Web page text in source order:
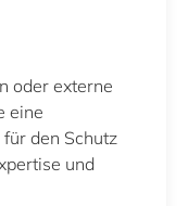
oder externe
eine
den Schutz
und